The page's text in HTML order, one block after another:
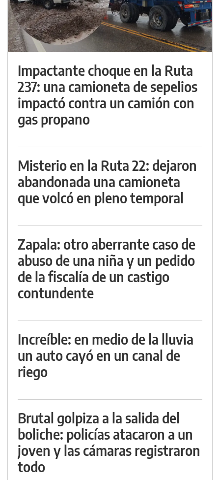
Impactante choque en la Ruta
237: una camioneta de sepelios
impactó contra un camión con
gas propano
Misterio en la Ruta 22: dejaron
abandonada una camioneta
que volcó en pleno temporal
Zapala: otro aberrante caso de
abuso de una niña y un pedido
de la fiscalía de un castigo
contundente
Increíble: en medio de la lluvia
un auto cayó en un canal de
riego
Brutal golpiza a la salida del
boliche: policías atacaron a un
joven y las cámaras registraron
todo